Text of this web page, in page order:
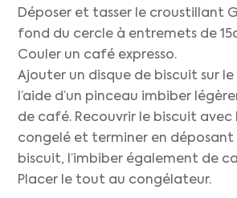
Déposer et tasser le croustillant
fond du cercle à entremets de
Couler un café expresso.
Ajouter un disque de biscuit sur
l’aide d’un pinceau imbiber
de café. Recouvrir le biscuit
congelé et terminer en déposant
biscuit, l’imbiber également de
Placer le tout au congélateur.